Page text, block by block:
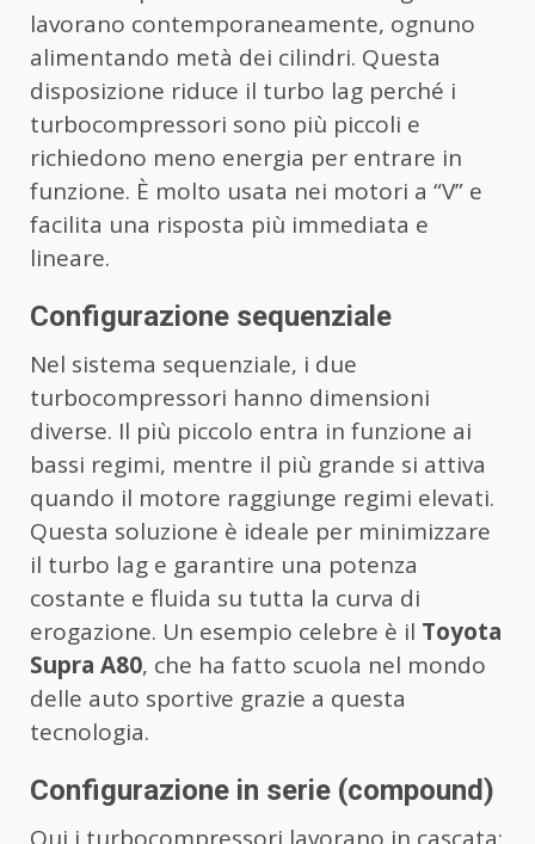
lavorano contemporaneamente, ognuno
alimentando metà dei cilindri. Questa
disposizione riduce il turbo lag perché i
turbocompressori sono più piccoli e
richiedono meno energia per entrare in
funzione. È molto usata nei motori a “V” e
facilita una risposta più immediata e
lineare.
Configurazione sequenziale
Nel sistema sequenziale, i due
turbocompressori hanno dimensioni
diverse. Il più piccolo entra in funzione ai
bassi regimi, mentre il più grande si attiva
quando il motore raggiunge regimi elevati.
Questa soluzione è ideale per minimizzare
il turbo lag e garantire una potenza
costante e fluida su tutta la curva di
erogazione. Un esempio celebre è il Toyota
Supra A80, che ha fatto scuola nel mondo
delle auto sportive grazie a questa
tecnologia.
Configurazione in serie (compound)